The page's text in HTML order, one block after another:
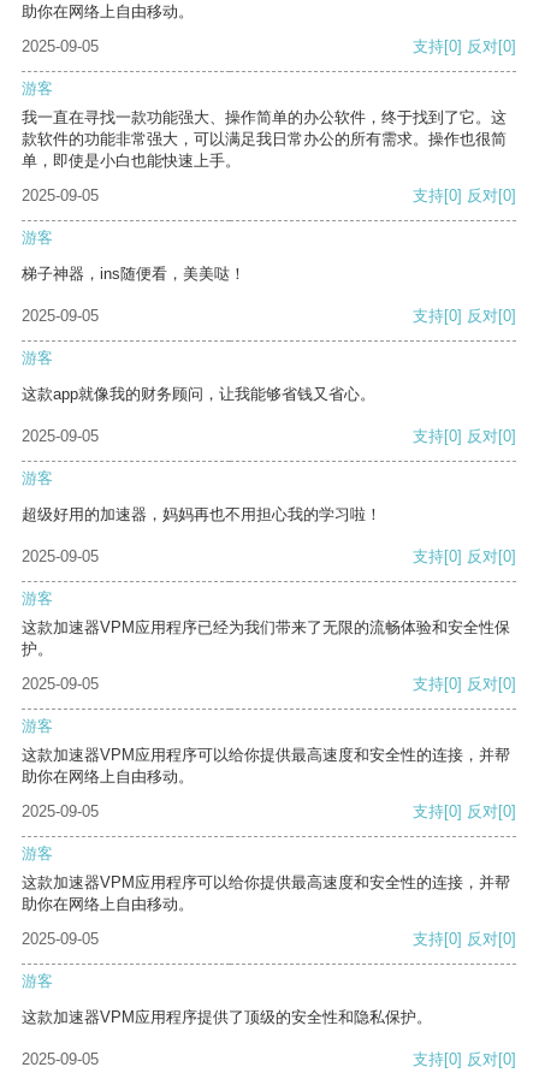
助你在网络上自由移动。
2025-09-05
支持[0] 反对[0]
游客
我一直在寻找一款功能强大、操作简单的办公软件，终于找到了它。这
款软件的功能非常强大，可以满足我日常办公的所有需求。操作也很简
单，即使是小白也能快速上手。
2025-09-05
支持[0] 反对[0]
游客
梯子神器，ins随便看，美美哒！
2025-09-05 支持[0] 反对[0]
游客
这款app就像我的财务顾问，让我能够省钱又省心。
2025-09-05 支持[0] 反对[0]
游客
超级好用的加速器，妈妈再也不用担心我的学习啦！
2025-09-05 支持[0] 反对[0]
游客
这款加速器VPM应用程序已经为我们带来了无限的流畅体验和安全性保
护。
2025-09-05
支持[0] 反对[0]
游客
这款加速器VPM应用程序可以给你提供最高速度和安全性的连接，并帮
助你在网络上自由移动。
2025-09-05
支持[0] 反对[0]
游客
这款加速器VPM应用程序可以给你提供最高速度和安全性的连接，并帮
助你在网络上自由移动。
2025-09-05
支持[0] 反对[0]
游客
这款加速器VPM应用程序提供了顶级的安全性和隐私保护。
2025-09-05 支持[0] 反对[0]